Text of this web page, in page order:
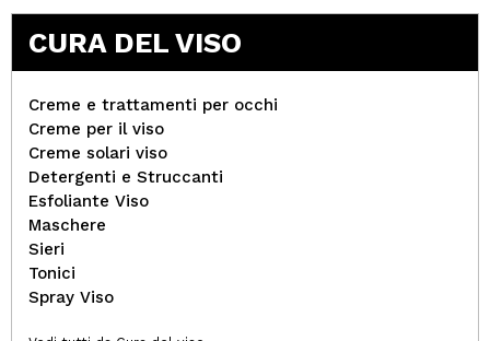
CURA DEL VISO
Creme e trattamenti per occhi
Creme per il viso
Creme solari viso
Detergenti e Struccanti
Esfoliante Viso
Maschere
Sieri
Tonici
Spray Viso